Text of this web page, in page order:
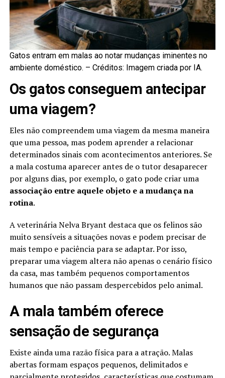
Gatos entram em malas ao notar mudanças iminentes no
ambiente doméstico. – Créditos: Imagem criada por IA.
Os gatos conseguem antecipar
uma viagem?
Eles não compreendem uma viagem da mesma maneira
que uma pessoa, mas podem aprender a relacionar
determinados sinais com acontecimentos anteriores. Se
a mala costuma aparecer antes de o tutor desaparecer
por alguns dias, por exemplo, o gato pode criar uma
associação entre aquele objeto e a mudança na
rotina.
A veterinária Nelva Bryant destaca que os felinos são
muito sensíveis a situações novas e podem precisar de
mais tempo e paciência para se adaptar. Por isso,
preparar uma viagem altera não apenas o cenário físico
da casa, mas também pequenos comportamentos
humanos que não passam despercebidos pelo animal.
A mala também oferece
sensação de segurança
Existe ainda uma razão física para a atração. Malas
abertas formam espaços pequenos, delimitados e